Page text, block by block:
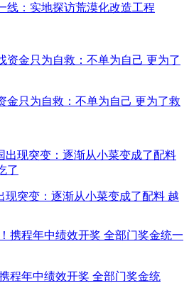
线：实地探访荒漠化改造工程
金只为自救：不单为自己 更为了救
现突变：逐渐从小菜变成了配料 越
程年中绩效开奖 全部门奖金统